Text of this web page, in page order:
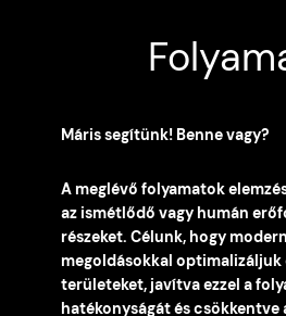
Máris segítünk! Benne vagy?
A meglévő folyamatok
az ismétlődő vagy humán
részeket. Célunk, hogy
megoldásokkal optimalizáljuk
területeket, javítva ezzel a
hatékonyságát és